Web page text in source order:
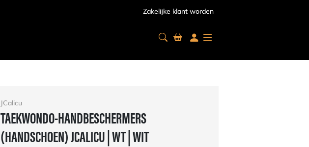
Zakelijke klant worden
JCalicu
TAEKWONDO-HANDBESCHERMERS
(HANDSCHOEN) JCALICU | WT | WIT